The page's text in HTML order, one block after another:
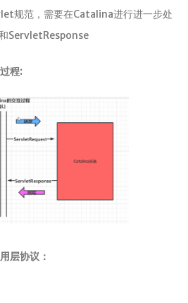
规范，需要在Catalina进行进一步处
ServletResponse
程:
层协议：